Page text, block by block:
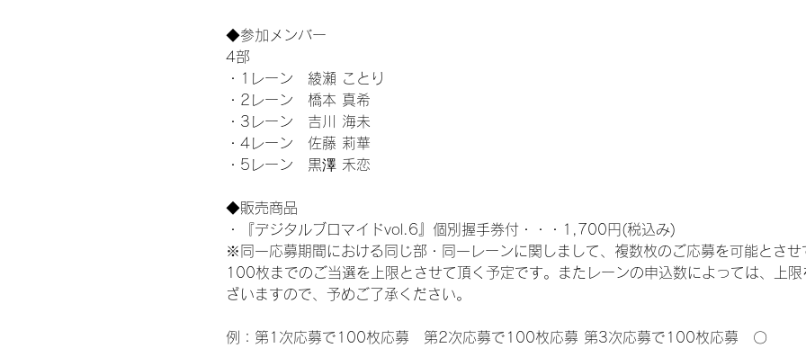
◆参加メンバー
4部
・1レーン　綾瀬 ことり
・2レーン　橋本 真希
・3レーン　吉川 海未
・4レーン　佐藤 莉華
・5レーン　黒澤 禾恋
◆販売商品
・『デジタルブロマイドvol.6』個別握手券付・・・1,700円(税込み)
※同一応募期間における同じ部・同一レーンに関しまして、複数枚のご応募を可能とさ
100枚までのご当選を上限とさせて頂く予定です。またレーンの申込数によっては、上
ざいますので、予めご了承ください。
例：第1次応募で100枚応募　第2次応募で100枚応募 第3次応募で100枚応募　〇